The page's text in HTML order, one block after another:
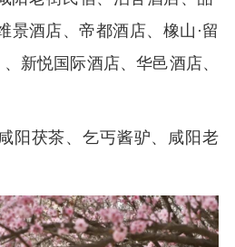
景酒店、帝都酒店、橡山·留
新悦国际酒店、华邑酒店、
阳茯茶、乞丐酱驴、咸阳老